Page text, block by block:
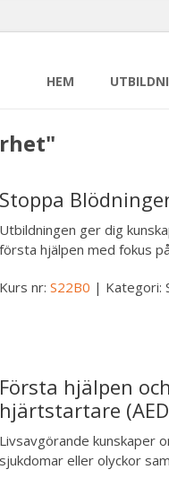
HEM
Stoppa
Utbildningen ger dig
första hjälpen med fokus
Kurs nr: S22B0 | Kategori:
Första hjälpen
hjärtstartare
Livsavgörande kunskaper
sjukdomar eller olyckor